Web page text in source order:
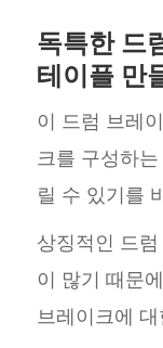
독특한 드
테이플 만
이 드럼 브레
크를 구성하
릴 수 있기를
상징적인 드
이 많기 때문
브레이크에